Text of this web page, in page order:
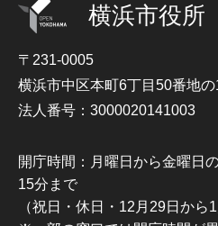
横浜市役所
〒231-0005
横浜市中区本町6丁目50番地
法人番号：3000020141003
開庁時間：月曜日から金曜日
15分まで
（祝日・休日・12月29日から